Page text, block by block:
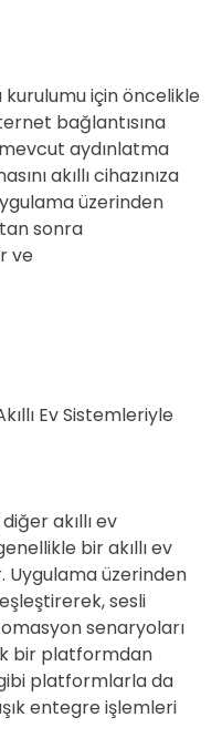
kurulumu için öncelikle
bağlantısına
aydınlatma
akıllı cihazınıza
üzerinden
sonra
ve
Ev Sistemleriyle
akıllı ev
bir akıllı ev
Uygulama üzerinden
sesli
senaryoları
bir platformdan
platformlarla da
entegre işlemleri